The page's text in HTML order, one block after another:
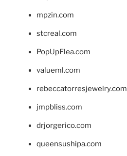
mpzin.com
stcreal.com
PopUpFlea.com
valueml.com
rebeccatorresjewelry.com
jmpbliss.com
drjorgerico.com
queensushipa.com